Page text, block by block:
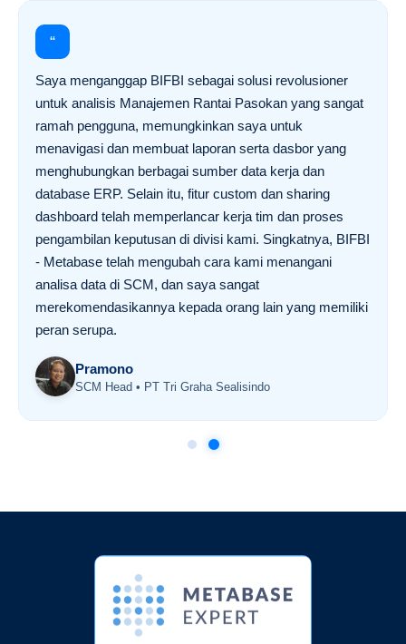
“
Saya menganggap BIFBI sebagai solusi revolusioner
untuk analisis Manajemen Rantai Pasokan yang sangat
ramah pengguna, memungkinkan saya untuk
menavigasi dan membuat laporan serta dasbor yang
menghubungkan berbagai sumber data kerja dan
database ERP. Selain itu, fitur custom dan sharing
dashboard telah memperlancar kerja tim dan proses
pengambilan keputusan di divisi kami. Singkatnya, BIFBI
- Metabase telah mengubah cara kami menangani
analisa data di SCM, dan saya sangat
merekomendasikannya kepada orang lain yang memiliki
peran serupa.
Pramono
SCM Head • PT Tri Graha Sealisindo